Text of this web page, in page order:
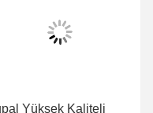
Yüksek Kaliteli